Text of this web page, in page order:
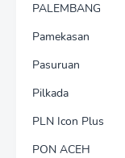
PALEMBANG
Pamekasan
Pasuruan
Pilkada
PLN Icon Plus
PON ACEH